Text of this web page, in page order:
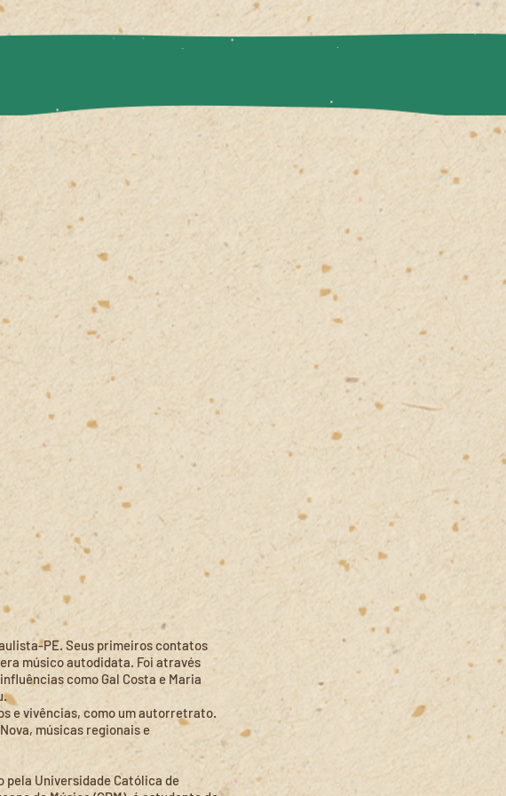
PE. Seus primeiros contatos
músico autodidata. Foi através
como Gal Costa e Maria
e vivências, como um autorretrato.
músicas regionais e
pela Universidade Católica de